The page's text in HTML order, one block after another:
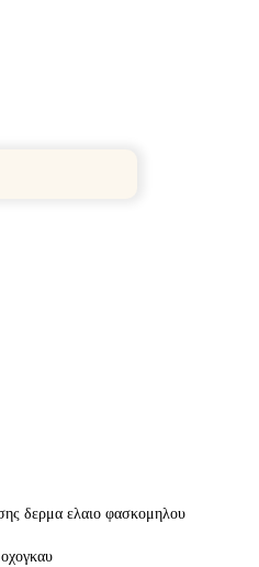
δερμα ελαιο φασκομηλου